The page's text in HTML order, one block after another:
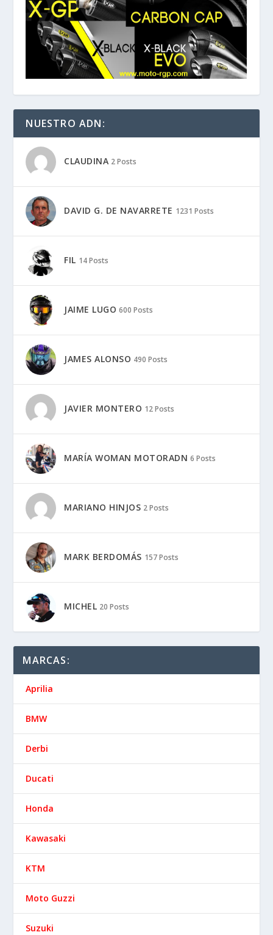
NUESTRO ADN:
CLAUDINA 2 Posts
DAVID G. DE NAVARRETE 1231 Posts
FIL 14 Posts
JAIME LUGO 600 Posts
JAMES ALONSO 490 Posts
JAVIER MONTERO 12 Posts
MARÍA WOMAN MOTORADN 6 Posts
MARIANO HINJOS 2 Posts
MARK BERDOMÁS 157 Posts
MICHEL 20 Posts
MARCAS:
Aprilia
BMW
Derbi
Ducati
Honda
Kawasaki
KTM
Moto Guzzi
Suzuki